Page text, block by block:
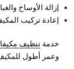
إزالة الأوساخ
إعادة تركيب
خدمة تنظيف
وعمر أطول